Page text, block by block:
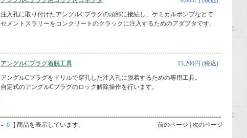
注入孔に取り付けたアングルCプラグの頭部に接続し、ケミカルポンプなどで
セメントスラリーをコンクリートのクラックに注入するためのアダプタです。
13,200円 (税込)
アングルCプラグ着脱工具
アングルCプラグをドリルで穿孔した注入孔に脱着するための専用工具。
自定式のアングルCプラグのロック解除操作を行います。
- 6 ] 商品を表示しています。 前のページ | 次のページ